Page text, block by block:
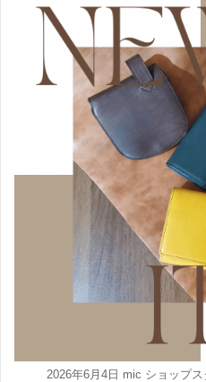
2026年6月4日 mic ショップス